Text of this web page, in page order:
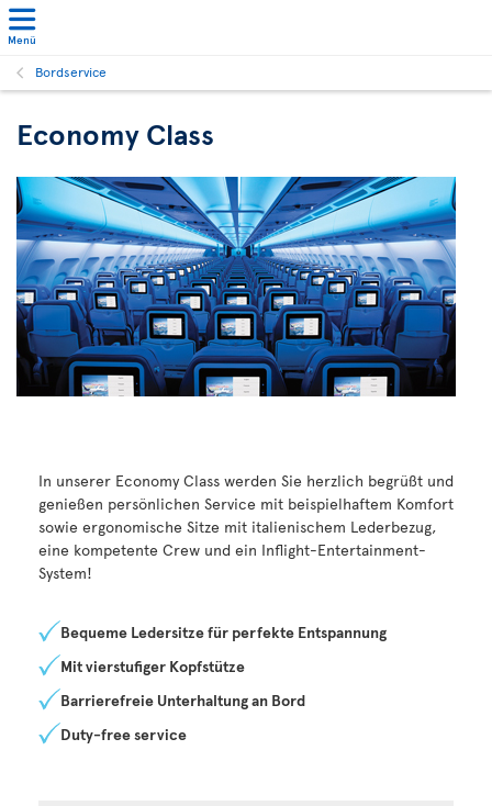
Menü
Bordservice
Economy Class
In unserer Economy Class werden Sie herzlich begrüßt und
genießen persönlichen Service mit beispielhaftem Komfort
sowie ergonomische Sitze mit italienischem Lederbezug,
eine kompetente Crew und ein Inflight-Entertainment-
System!
Bequeme Ledersitze für perfekte Entspannung
Mit vierstufiger Kopfstütze
Barrierefreie Unterhaltung an Bord
Duty-free service